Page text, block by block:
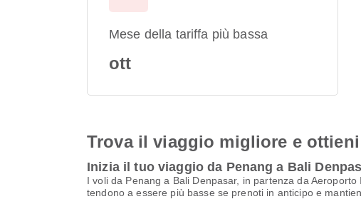
Mese della tariffa più bassa
ott
Trova il viaggio migliore e
Inizia il tuo viaggio da Penang a Bali
I voli da Penang a Bali Denpasar, in partenza da
tendono a essere più basse se prenoti in anticipo e